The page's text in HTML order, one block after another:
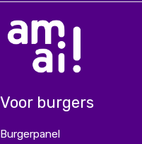
Voor burgers
Burgerpanel